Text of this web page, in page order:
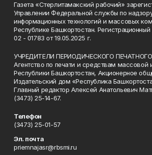
Газета «Стерлитамакский рабочий»
Управлении Федеральной службы по
информационных технологий и массовых
Республике Башкортостан.
02 - 01783 от 19.05.2025 г.
УЧРЕДИТЕЛИ ПЕРИОДИЧЕСКОГО
Агентство по печати и средствам массовой
Республики Башкортостан, Акционерное
Издательский дом «Республика
Главный редактор Алексей Анатольевич
(3473) 25-14-67.
Телефон
(3473) 25-01-57
Эл. почта
priemnajasr@rbsmi.ru